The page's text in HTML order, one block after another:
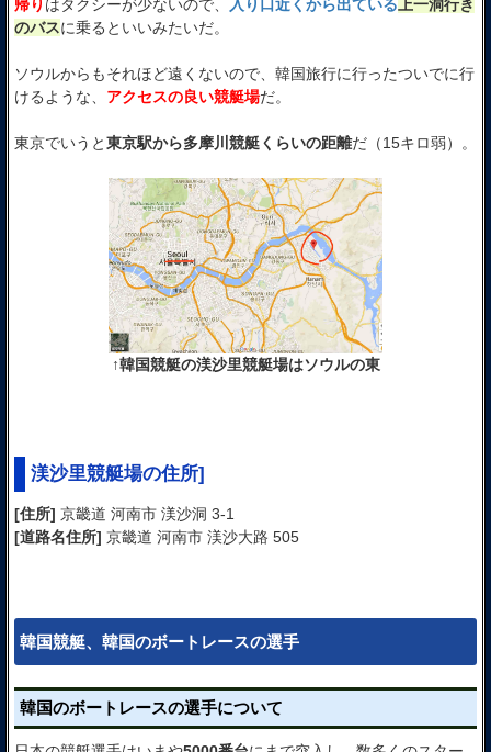
帰り はタクシーが少ないので、 入り口近くから出ている 上一洞行き
のバスに乗るといいみたいだ。
ソウルからもそれほど遠くないので、韓国旅行に行ったついでに行
けるような、 アクセスの良い競艇場だ。
東京でいうと東京駅から多摩川競艇くらいの距離だ（15キロ弱）。
↑韓国競艇の渼沙里競艇場はソウルの東
渼沙里競艇場の住所]
[住所] 京畿道 河南市 渼沙洞 3-1
[道路名住所] 京畿道 河南市 渼沙大路 505
韓国競艇、韓国のボートレースの選手
韓国のボートレースの選手について